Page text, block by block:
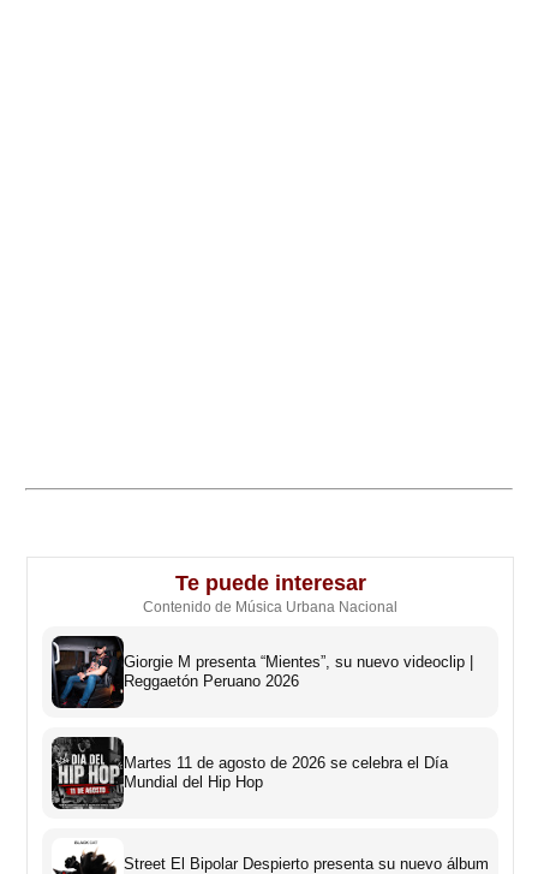
Te puede interesar
Contenido de Música Urbana Nacional
Giorgie M presenta “Mientes”, su nuevo videoclip |
Reggaetón Peruano 2026
Martes 11 de agosto de 2026 se celebra el Día
Mundial del Hip Hop
Street El Bipolar Despierto presenta su nuevo álbum